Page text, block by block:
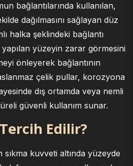
bağlantılarında kullanılan,
dağılmasını sağlayan düz
halka şeklindeki bağlantı
yapılan yüzeyin zarar görmesini
önleyerek bağlantının
çelik pullar, korozyona
dış ortamda veya nemli
güvenli kullanım sunar.
Edilir?
sıkma kuvveti altında yüzeyde